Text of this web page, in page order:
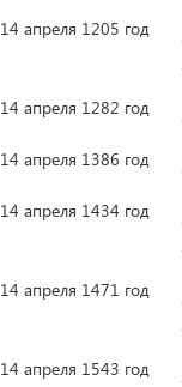
14 апреля 1205 год
14 апреля 1282 год
14 апреля 1386 год
14 апреля 1434 год
14 апреля 1471 год
14 апреля 1543 год